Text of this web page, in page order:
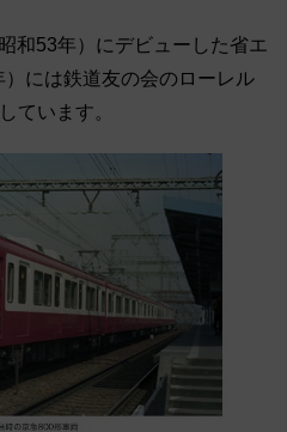
和53年）にデビューした省エ
には鉄道友の会のローレル
ています。